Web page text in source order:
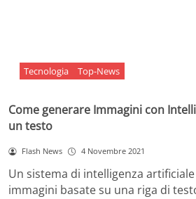
Tecnologia Top-News
Come generare Immagini con
un testo
Flash News 4 Novembre 2021
Un sistema di intelligenza
immagini basate su una riga di